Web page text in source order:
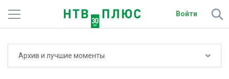
Войти
Архив и лучшие моменты